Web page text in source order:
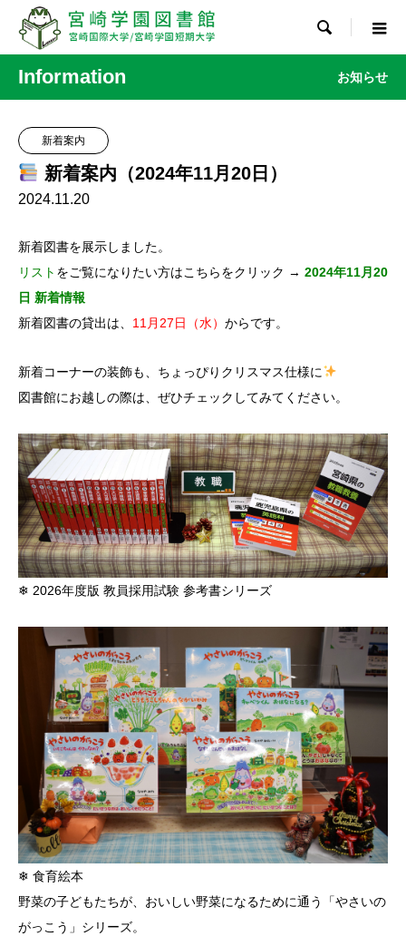

Information お知らせ
新着案内
新着案内（2024年11月20日）
2024.11.20
新着図書を展示しました。
リスト をご覧になりたい方はこちらをクリック → 2024年11月20
日 新着情報
新着図書の貸出は、 11月27日（水） からです。
新着コーナーの装飾も、ちょっぴりクリスマス仕様に
図書館にお越しの際は、ぜひチェックしてみてください。
❄ 2026年度版 教員採用試験 参考書シリーズ
❄ 食育絵本
野菜の子どもたちが、おいしい野菜になるために通う「やさいの
がっこう」シリーズ。